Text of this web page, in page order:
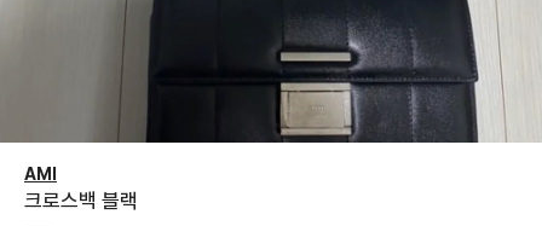
AMI
크로스백 블랙